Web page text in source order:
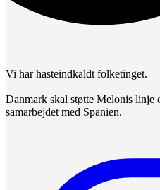
Vi har hasteindkaldt folketinget.
Danmark skal støtte Melonis linje
samarbejdet med Spanien.